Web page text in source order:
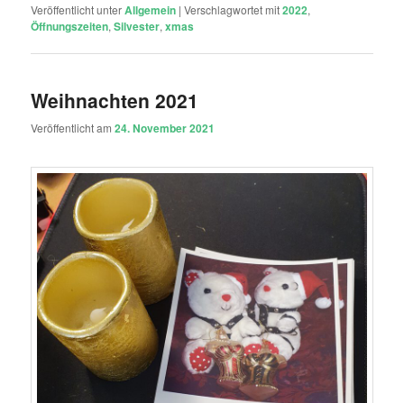
Veröffentlicht unterAllgemein |Verschlagwortet mit2022,
Öffnungszeiten,Silvester,xmas
Weihnachten 2021
Veröffentlicht am24. November 2021